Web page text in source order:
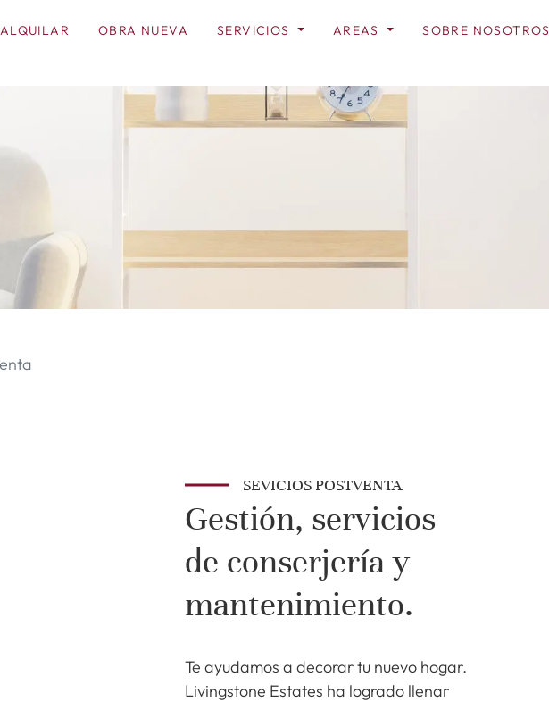
ALQUILAR OBRA NUEVA SERVICIOS AREAS SOBRE NOSOTROS
SEVICIOS POSTVENTA
Gestión, servicios
de conserjería y
mantenimiento.
Te ayudamos a decorar tu nuevo hogar.
Livingstone Estates ha logrado llenar